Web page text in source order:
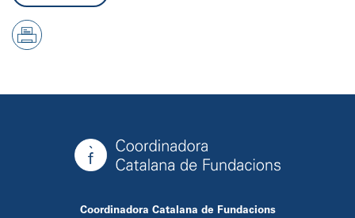
Coordinadora Catalana de Fundacions